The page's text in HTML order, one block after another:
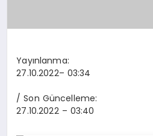
Yayınlanma:
27.10.2022– 03:34
/ Son Güncelleme:
27.10.2022– 03:40